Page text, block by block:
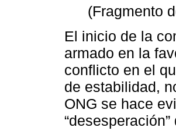
(Fragmento
El inicio de la
armado en la
conflicto en el
de estabilidad,
ONG se hace